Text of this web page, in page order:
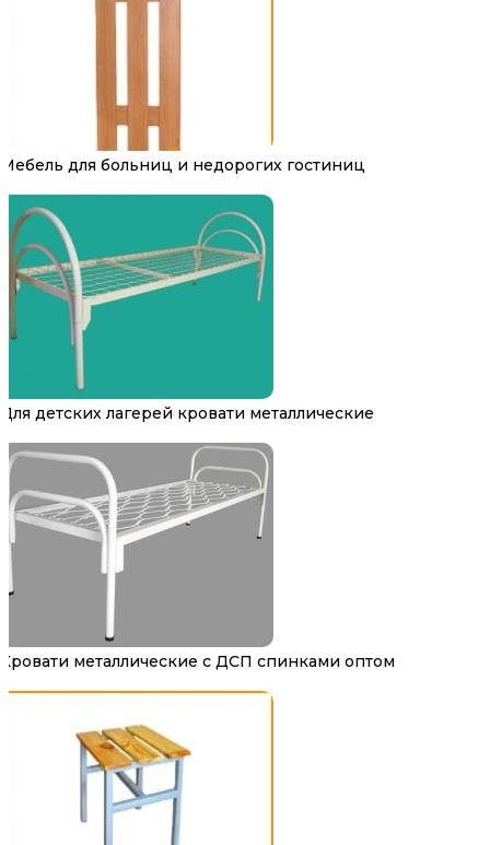
Мебель для больниц и недорогих гостиниц
Для детских лагерей кровати металлические
Кровати металлические с ДСП спинками оптом